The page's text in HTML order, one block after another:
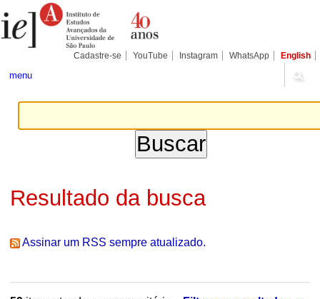
para
conteúdo.
Pessoais
Cadastre-se YouTube Instagram WhatsApp English
menu
Resultado da busca
Assinar um RSS sempre atualizado.